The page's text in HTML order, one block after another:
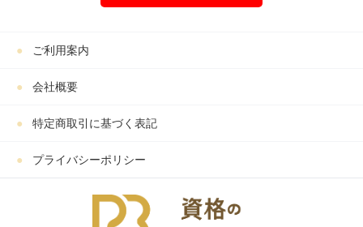
ご利用案内
会社概要
特定商取引に基づく表記
プライバシーポリシー